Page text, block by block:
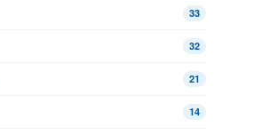
33
32
21
14